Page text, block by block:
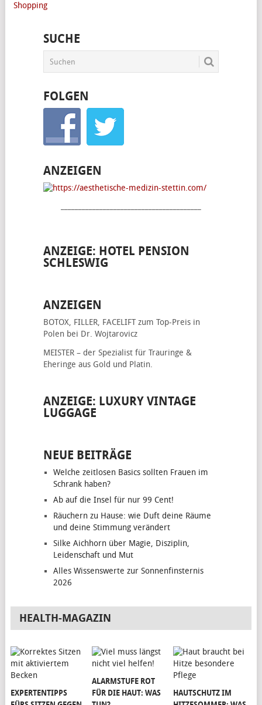
Shopping
SUCHE
FOLGEN
ANZEIGEN
ANZEIGE: HOTEL PENSION
SCHLESWIG
ANZEIGEN
BOTOX, FILLER, FACELIFTzum Top-Preis in
Polen bei Dr. Wojtarovicz
MEISTER – der Spezialist für Trauringe &
Eheringe aus Gold und Platin.
ANZEIGE: LUXURY VINTAGE
LUGGAGE
NEUE BEITRÄGE
Welche zeitlosen Basics sollten Frauen im
Schrank haben?
Ab auf die Insel für nur 99 Cent!
Räuchern zu Hause: wie Duft deine Räume
und deine Stimmung verändert
Silke Aichhorn über Magie, Disziplin,
Leidenschaft und Mut
Alles Wissenswerte zur Sonnenfinsternis
2026
HEALTH-MAGAZIN
EXPERTENTIPPS
ALARMSTUFE ROT
FÜR DIE HAUT: WAS
HAUTSCHUTZ IM